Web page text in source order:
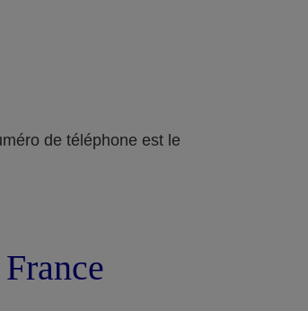
de téléphone est le